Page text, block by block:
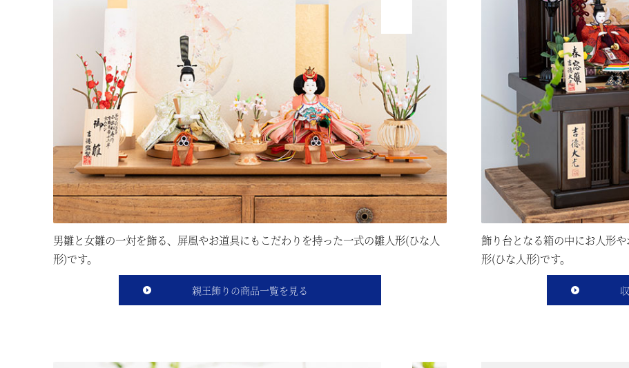
男雛と女雛の一対を飾る、屏風やお道具にもこだわりを持った一式の雛人形(ひな人
形)です。
親王飾りの商品一覧を見る
飾り台となる箱の中にお人形
形(ひな人形)です。